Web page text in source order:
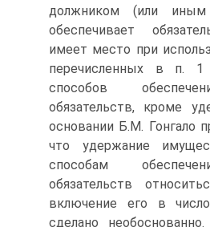
должником (или иным
обеспечивает
имеет место при
перечисленных в п.
способов
обязательств, кроме
основании Б.М. Гонгало
что удержание
способам
обязательств
включение его в
сделано